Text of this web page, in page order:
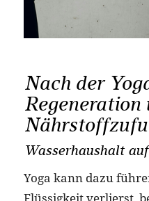
Nach der
Regeneration
Wasserhaushalt
Yoga kann dazu